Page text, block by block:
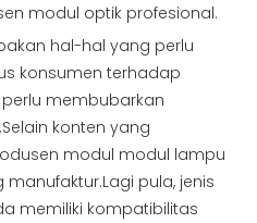
modul optik profesional.
hal-hal yang perlu
konsumen terhadap
membubarkan
konten yang
modul modul lampu
pula, jenis
memiliki kompatibilitas